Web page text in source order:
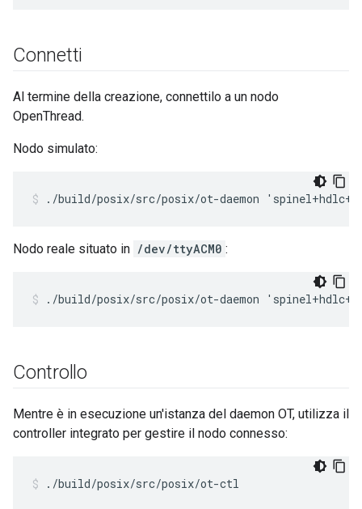
Connetti
Al termine della creazione, connettilo a un nodo
OpenThread.
Nodo simulato:
./build/posix/src/posix/ot-daemon
Nodo reale situato in /dev/ttyACM0 :
./build/posix/src/posix/ot-daemon
Controllo
Mentre è in esecuzione un'istanza del daemon OT, utilizza il
controller integrato per gestire il nodo connesso:
./build/posix/src/posix/ot-ctl